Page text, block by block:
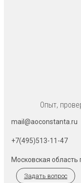
Опыт,
mail@aoconstanta.ru
+7(495)513-11-47
Московская область
Задать вопрос